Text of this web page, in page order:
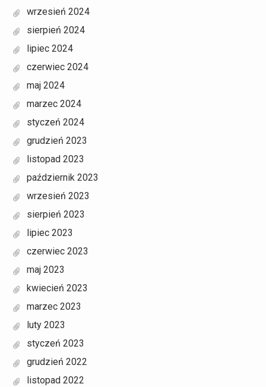
wrzesień 2024
sierpień 2024
lipiec 2024
czerwiec 2024
maj 2024
marzec 2024
styczeń 2024
grudzień 2023
listopad 2023
październik 2023
wrzesień 2023
sierpień 2023
lipiec 2023
czerwiec 2023
maj 2023
kwiecień 2023
marzec 2023
luty 2023
styczeń 2023
grudzień 2022
listopad 2022